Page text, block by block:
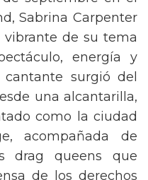
septiembre en el
Sabrina Carpenter
de su tema
energía y
cantante surgió del
una alcantarilla,
como la ciudad
acompañada de
drag queens que